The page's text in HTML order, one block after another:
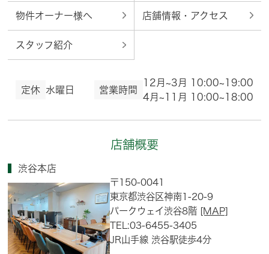
物件オーナー様へ 店舗情報・アクセス
スタッフ紹介
定休 水曜日 営業時間
12月~3月 10:00~19:00
4月~11月 10:00~18:00
店舗概要
渋谷本店
〒150-0041
東京都渋谷区神南1-20-9
パークウェイ渋谷8階 [MAP]
TEL:03-6455-3405
JR山手線 渋谷駅徒歩4分